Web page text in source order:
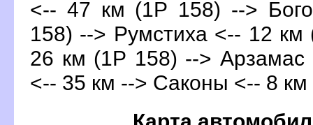
<-- 47 км (1Р 158) -->
158) --> Румстиха <-- 12
26 км (1Р 158) -->
<-- 35 км --> Саконы <-- 8